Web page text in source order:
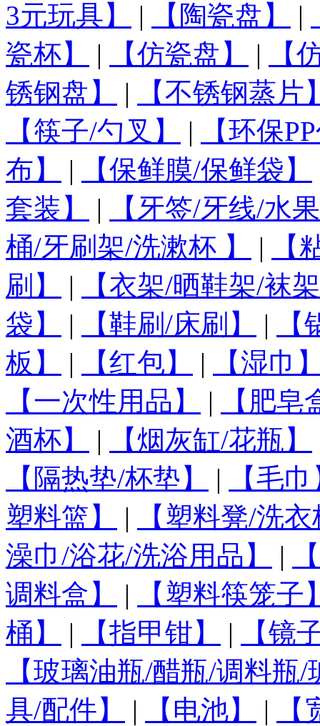
3元玩具】
| 【陶瓷盘】 |
瓷杯】
| 【仿瓷盘】 |
【
锈钢盘】
|
【不锈钢蒸片
【筷子/勺叉】
|
【环保
布】
| 【保鲜膜/保鲜袋】
套装】
|
【牙签/牙线/水
桶/牙刷架/洗漱杯 】
|
【
刷】
|
【衣架/晒鞋架/袜
袋】
| 【鞋刷/床刷】 |
板】
| 【红包】 |
【湿巾
【一次性用品】
|
【肥皂
酒杯】
| 【烟灰缸/花瓶】
【隔热垫/杯垫】
|
【毛
塑料篮】
|
【塑料凳/洗
澡巾/浴花/洗浴用品】
|
调料盒】
|
【塑料筷笼子
桶】
| 【指甲钳】 |
【镜
【玻璃油瓶/醋瓶/调料瓶
具/配件】
| 【电池】 |